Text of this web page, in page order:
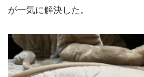
が一気に解決した。